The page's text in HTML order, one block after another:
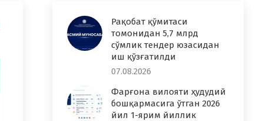
Рақобат қўмитаси
томонидан 5,7 млрд
сўмлик тендер юзасидан
иш қўзғатилди
07.08.2026
Фарғона вилояти ҳудудий
бошқармасига ўтган 2026
йил 1-ярим йиллик